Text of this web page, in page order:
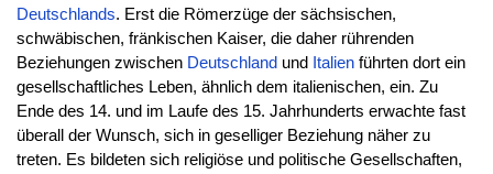
Deutschlands. Erst die Römerzüge der sächsischen,
schwäbischen, fränkischen Kaiser, die daher rührenden
Beziehungen zwischen Deutschland und Italienführten dort ein
gesellschaftliches Leben, ähnlich dem italienischen, ein. Zu
Ende des 14. und im Laufe des 15. Jahrhunderts erwachte fast
überall der Wunsch, sich in geselliger Beziehung näher zu
treten. Es bildeten sich religiöse und politische Gesellschaften,